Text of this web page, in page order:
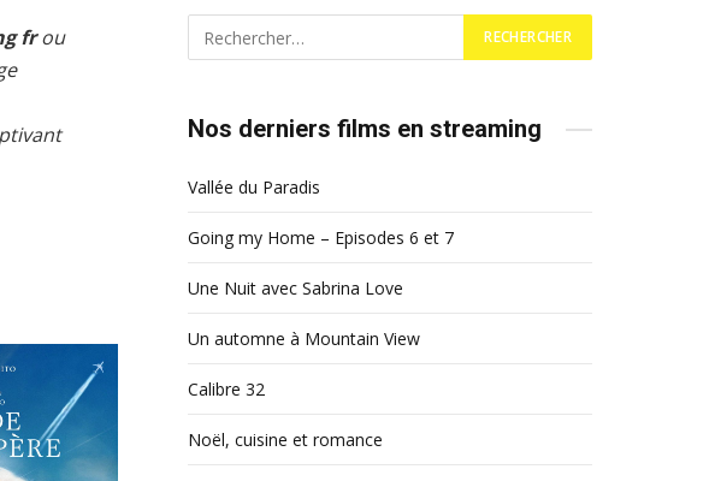
frou
Nos derniers films en streaming
Vallée du Paradis
Going my Home – Episodes 6 et 7
Une Nuit avec Sabrina Love
Un automne à Mountain View
Calibre 32
Noël, cuisine et romance